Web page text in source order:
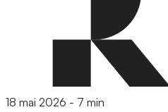
18 mai 2026 - 7 min